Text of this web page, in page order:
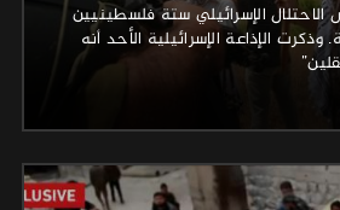
الإسرائيلي ستة فلسطينيين
وذكرت الإذاعة الإسرائيلية الأحد أنه